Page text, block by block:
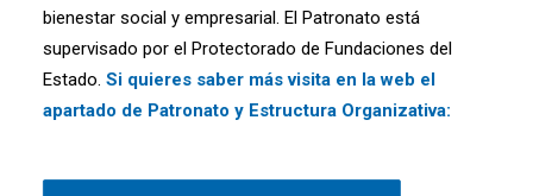
bienestar social y empresarial. El Patronato está
supervisado por el Protectorado de Fundaciones del
Estado. Si quieres saber más visita en la web el
apartado de Patronato y Estructura Organizativa: